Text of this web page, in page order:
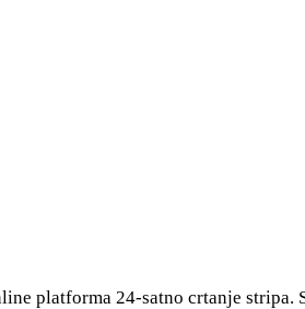
platforma 24-satno crtanje stripa.